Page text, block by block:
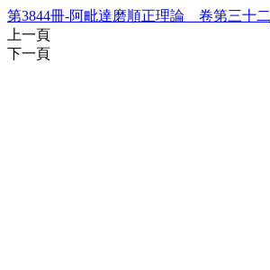
第3844冊-阿毗達磨順正理論 卷第三十二
上一頁
下一頁